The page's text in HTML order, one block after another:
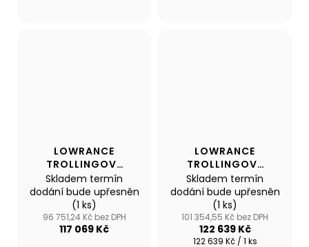
LOWRANCE
TROLLINGOVÝ
MOTOR RECON
60"FW
Skladem termín
dodání bude upřesněn
(1 ks)
96 751,24 Kč bez DPH
117 069 Kč
LOWRANCE
TROLLINGOVÝ
MOTOR RECON
54"SW
Skladem termín
dodání bude upřesněn
(1 ks)
101 354,55 Kč bez DPH
122 639 Kč
Měrná
122 639 Kč / 1 ks